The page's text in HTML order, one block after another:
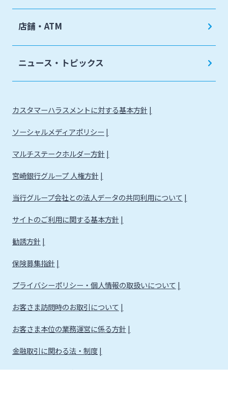
店舗・ATM
ニュース・トピックス
カスタマーハラスメントに対する基本方針
ソーシャルメディアポリシー
マルチステークホルダー方針
宮崎銀行グループ 人権方針
当行グループ会社との法人データの共同利用について
サイトのご利用に関する基本方針
勧誘方針
保険募集指針
プライバシーポリシー・個人情報の取扱いについて
お客さま訪問時のお取引について
お客さま本位の業務運営に係る方針
金融取引に関わる法・制度
金融取引に関わる方針